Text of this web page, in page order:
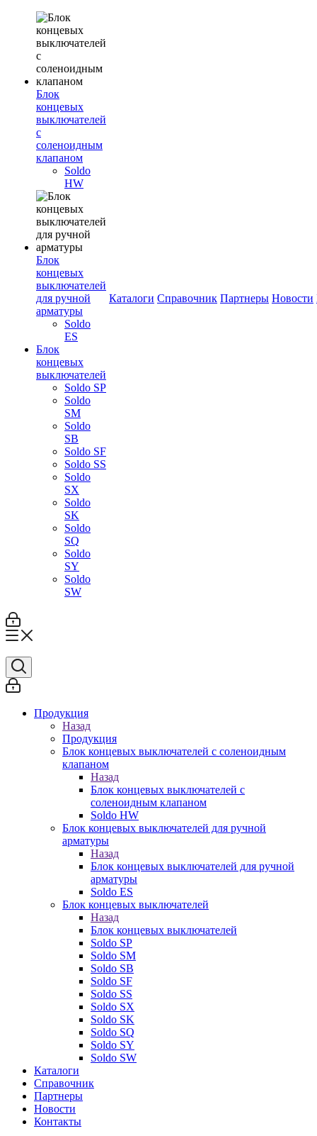
Блок
концевых
выключателей
с
соленоидным
клапаном
Soldo
HW
Блок
концевых
выключателей
для ручной
арматуры
Soldo
ES
Блок
концевых
выключателей
Soldo SP
Soldo
SM
Soldo
SB
Soldo SF
Soldo SS
Soldo
SX
Soldo
SK
Soldo
SQ
Soldo
SY
Soldo
SW
Каталоги Справочник Партнеры Новости
Продукция
Назад
Продукция
Блок концевых выключателей с соленоидным
клапаном
Назад
Блок концевых выключателей с
соленоидным клапаном
Soldo HW
Блок концевых выключателей для ручной
арматуры
Назад
Блок концевых выключателей для ручной
арматуры
Soldo ES
Блок концевых выключателей
Назад
Блок концевых выключателей
Soldo SP
Soldo SM
Soldo SB
Soldo SF
Soldo SS
Soldo SX
Soldo SK
Soldo SQ
Soldo SY
Soldo SW
Каталоги
Справочник
Партнеры
Новости
Контакты